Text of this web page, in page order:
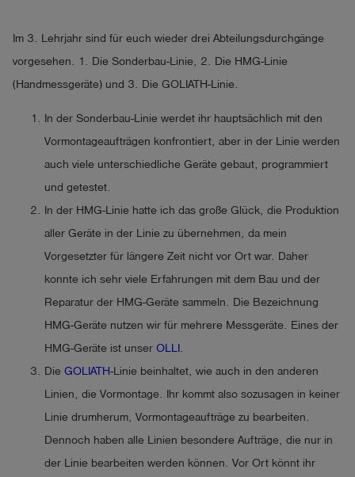
Im 3. Lehrjahr sind für euch wieder drei Abteilungsdurchgänge
vorgesehen. 1. Die Sonderbau-Linie, 2. Die HMG-Linie
(Handmessgeräte) und 3. Die GOLIATH-Linie.
In der Sonderbau-Linie werdet ihr hauptsächlich mit den
Vormontageaufträgen konfrontiert, aber in der Linie werden
auch viele unterschiedliche Geräte gebaut, programmiert
und getestet.
In der HMG-Linie hatte ich das große Glück, die Produktion
aller Geräte in der Linie zu übernehmen, da mein
Vorgesetzter für längere Zeit nicht vor Ort war. Daher
konnte ich sehr viele Erfahrungen mit dem Bau und der
Reparatur der HMG-Geräte sammeln. Die Bezeichnung
HMG-Geräte nutzen wir für mehrere Messgeräte. Eines der
HMG-Geräte ist unser OLLI .
Die GOLIATH-Linie beinhaltet, wie auch in den anderen
Linien, die Vormontage. Ihr kommt also sozusagen in keiner
Linie drumherum, Vormontageaufträge zu bearbeiten.
Dennoch haben alle Linien besondere Aufträge, die nur in
der Linie bearbeiten werden können. Vor Ort könnt ihr